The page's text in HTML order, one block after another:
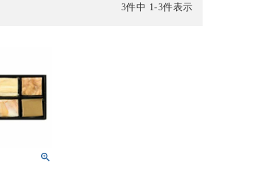
3件中 1-3件表示